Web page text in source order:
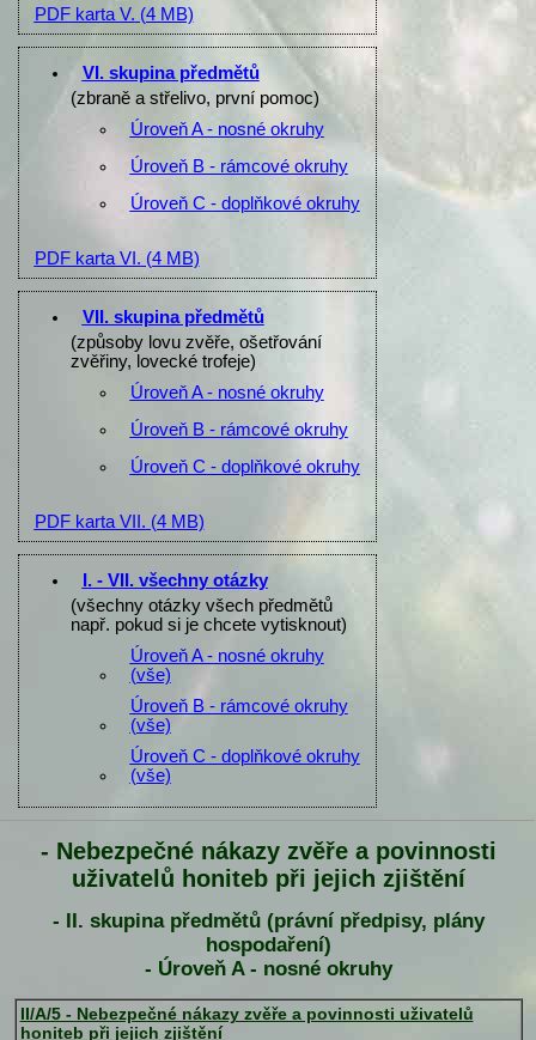
PDF karta V. (4 MB)
VI. skupina předmětů
(zbraně a střelivo, první pomoc)
Úroveň A - nosné okruhy
Úroveň B - rámcové okruhy
Úroveň C - doplňkové okruhy
PDF karta VI. (4 MB)
VII. skupina předmětů
(způsoby lovu zvěře, ošetřování
zvěřiny, lovecké trofeje)
Úroveň A - nosné okruhy
Úroveň B - rámcové okruhy
Úroveň C - doplňkové okruhy
PDF karta VII. (4 MB)
I. - VII. všechny otázky
(všechny otázky všech předmětů
např. pokud si je chcete vytisknout)
Úroveň A - nosné okruhy
(vše)
Úroveň B - rámcové okruhy
(vše)
Úroveň C - doplňkové okruhy
(vše)
- Nebezpečné nákazy zvěře a povinnosti
uživatelů honiteb při jejich zjištění
- II. skupina předmětů (právní předpisy, plány
hospodaření)
- Úroveň A - nosné okruhy
II/A/5 - Nebezpečné nákazy zvěře a povinnosti uživatelů
honiteb při jejich zjištění